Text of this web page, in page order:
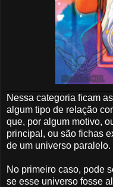
Nessa categoria ficam
algum tipo de relação
que, por algum motivo,
principal, ou são fichas
de um universo paralelo.
No primeiro caso, pode
se esse universo fosse